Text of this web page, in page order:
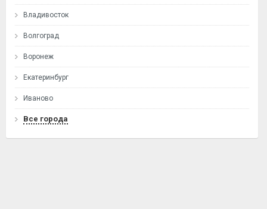
Владивосток
Волгоград
Воронеж
Екатеринбург
Иваново
Все города